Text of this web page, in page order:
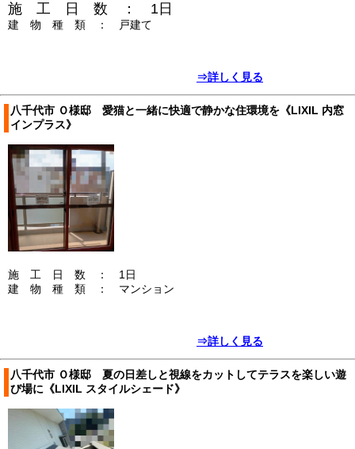
施 工 日 数 ： 1日
建 物 種 類 ： 戸建て
⇒詳しく見る
八千代市 Ｏ様邸 愛猫と一緒に快適で静かな住環境を《LIXIL 内窓
インプラス》
施 工 日 数 ： 1日
建 物 種 類 ： マンション
⇒詳しく見る
八千代市 Ｏ様邸 夏の日差しと視線をカットしてテラスを楽しい遊
び場に《LIXIL スタイルシェード》